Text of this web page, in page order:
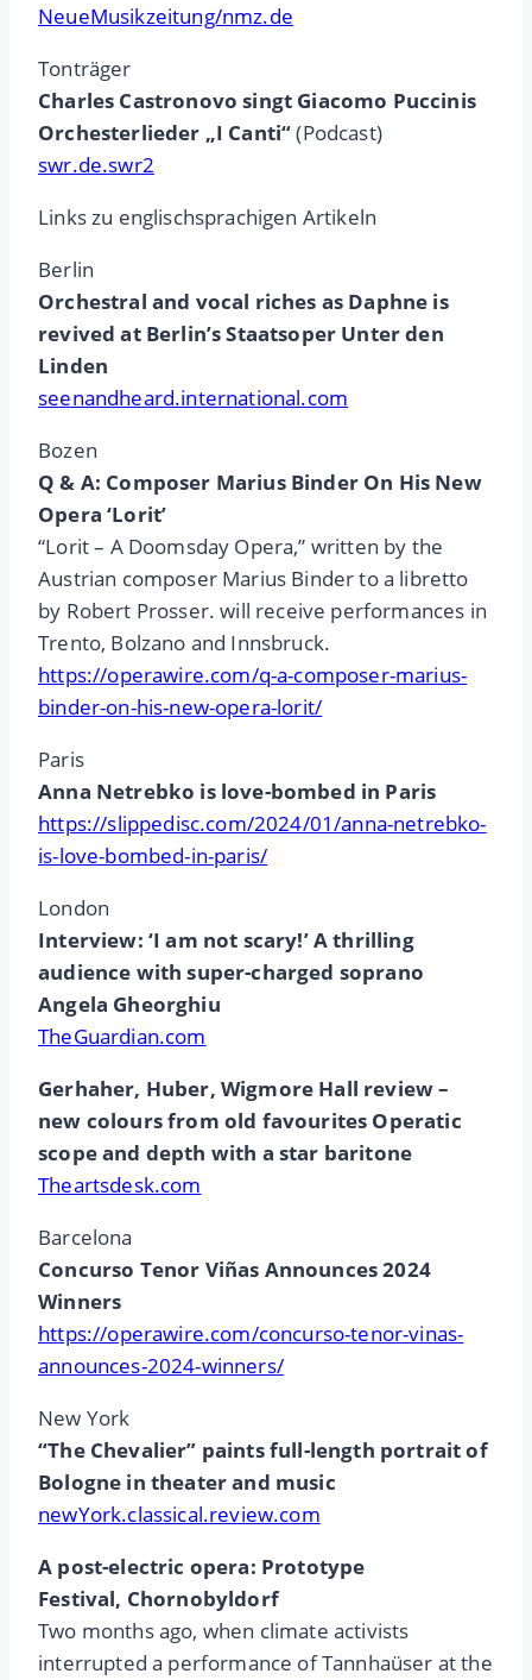
NeueMusikzeitung/nmz.de
Tonträger
Charles Castronovo singt Giacomo Puccinis
Orchesterlieder „I Canti“(Podcast)
swr.de.swr2
Links zu englischsprachigen Artikeln
Berlin
Orchestral and vocal riches as Daphne is
revived at Berlin’s Staatsoper Unter den
Linden
seenandheard.international.com
Bozen
Q & A: Composer Marius Binder On His New
Opera ‘Lorit’
“Lorit – A Doomsday Opera,” written by the
Austrian composer Marius Binder to a libretto
by Robert Prosser. will receive performances in
Trento, Bolzano and Innsbruck.
https://operawire.com/q-a-composer-marius-
binder-on-his-new-opera-lorit/
Paris
Anna Netrebko is love-bombed in Paris
https://slippedisc.com/2024/01/anna-netrebko-
is-love-bombed-in-paris/
London
Interview: ‘I am not scary!’ A thrilling
audience with super-charged soprano
Angela Gheorghiu
TheGuardian.com
Gerhaher, Huber, Wigmore Hall review –
new colours from old favourites Operatic
scope and depth with a star baritone
Theartsdesk.com
Barcelona
Concurso Tenor Viñas Announces 2024
Winners
https://operawire.com/concurso-tenor-vinas-
announces-2024-winners/
New York
“The Chevalier” paints full-length portrait of
Bologne in theater and music
newYork.classical.review.com
A post-electric opera: Prototype
Festival, Chornobyldorf
Two months ago, when climate activists
interrupted a performance of Tannhaüser at the